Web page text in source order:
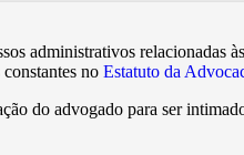
administrativos relacionadas
no Estatuto da
do advogado para ser